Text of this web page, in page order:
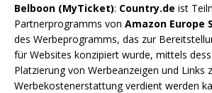
Belboon (MyTicket): Country.de ist
Partnerprogramms von Amazon Europe
des Werbeprogramms, das zur
für Websites konzipiert wurde, mittels
Platzierung von Werbeanzeigen und Links
Werbekostenerstattung verdient werden